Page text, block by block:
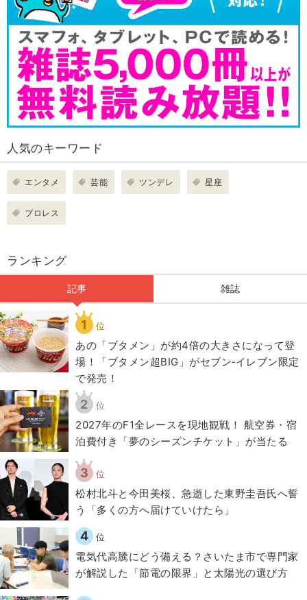
人気のキーワード
エンタメ 芸能 ツンデレ 星座
プロレス
ランキング
記事 雑誌
1 位
あの「ブタメン」が約4倍の大きさになって登
場！「ブタメン超BIG」がセブン‐イレブン限定
で発売！
2 位
2027年のF1全レースを現地観戦！ 航空券・宿
泊費付き「夢のシーズンチケット」が当たる
3 位
松村北斗と今田美桜、急逝した東野圭吾氏へ誓
う「多くの方へ届けていけたら」
4 位
電気代高騰にどう備える？さいたま市で専門家
が解説した「節電の限界」と太陽光の選び方